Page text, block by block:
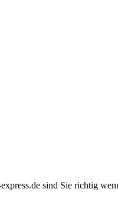
sind Sie richtig